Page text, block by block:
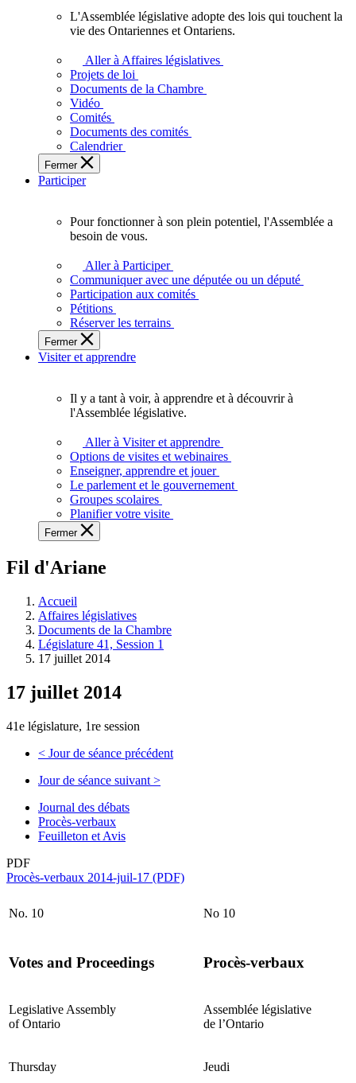
l'Ontario.
L'Assemblée
adopte
touchent
des
Ontariennes
et
L'Assemblée législative adopte des lois qui touchent la
vie des Ontariennes et Ontariens.
Aller à Affaires législatives
Projets de loi
Documents de la Chambre
Vidéo
Comités
Documents des comités
Calendrier
Fermer
Participer
plein
potentiel,
l'Assemblée
a
besoin
de
Pour fonctionner à son plein potentiel, l'Assemblée a
besoin de vous.
Aller à Participer
Communiquer avec une députée ou un député
Participation aux comités
Pétitions
Réserver les terrains
Fermer
Visiter et apprendre
voir,
apprendre
et
à
à
législative.
Il y a tant à voir, à apprendre et à découvrir à
l'Assemblée législative.
Aller à Visiter et apprendre
Options de visites et webinaires
Enseigner, apprendre et jouer
Le parlement et le gouvernement
Groupes scolaires
Planifier votre visite
Fermer
Fil d'Ariane
Accueil
Affaires législatives
Documents de la Chambre
Législature 41, Session 1
17 juillet 2014
17 juillet 2014
41e législature, 1re session
< Jour de séance précédent
Jour de séance suivant >
Journal des débats
Procès-verbaux
Feuilleton et Avis
PDF
Procès-verbaux 2014-juil-17 (PDF)
No. 10 No 10
Votes and Proceedings Procès-verbaux
Legislative Assembly
of Ontario
Assemblée législative
de l’Ontario
Thursday Jeudi